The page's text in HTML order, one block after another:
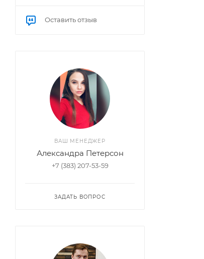
Оставить отзыв
ВАШ МЕНЕДЖЕР
Александра Петерсон
+7 (383) 207-53-59
ЗАДАТЬ ВОПРОС